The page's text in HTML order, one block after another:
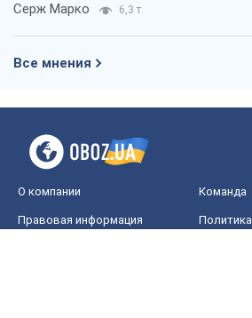
Серж Марко 6,3 т.
Все мнения
О компании Команда
Правовая информация
Политика